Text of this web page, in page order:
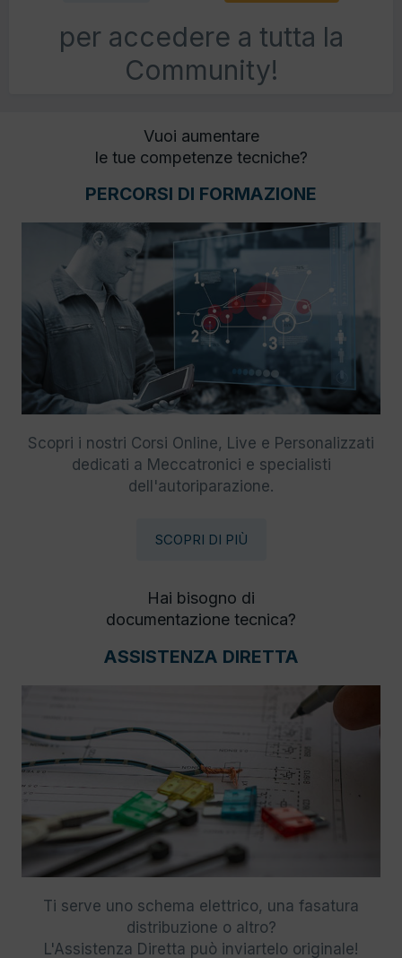
per accedere a tutta la
Community!
Vuoi aumentare
le tue competenze tecniche?
PERCORSI DI FORMAZIONE
Scopri i nostri Corsi Online, Live e Personalizzati
dedicati a Meccatronici e specialisti
dell'autoriparazione.
SCOPRI DI PIÙ
Hai bisogno di
documentazione tecnica?
ASSISTENZA DIRETTA
Ti serve uno schema elettrico, una fasatura
distribuzione o altro?
L'Assistenza Diretta può inviartelo originale!